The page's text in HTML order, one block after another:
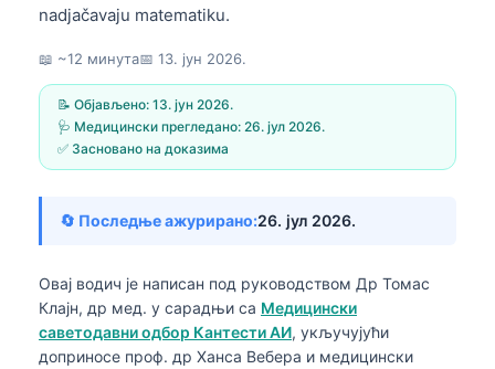
nadjačavaju matematiku.
📖 ~12 минута📅 13. јун 2026.
📝 Објављено: 13. јун 2026.
🩺 Медицински прегледано: 26. јул 2026.
✅ Засновано на доказима
🔄 Последње ажурирано:26. јул 2026.
Овај водич је написан под руководством Др Томас
Клајн, др мед. у сарадњи са Медицински
саветодавни одбор Кантести АИ, укључујући
доприносе проф. др Ханса Вебера и медицински